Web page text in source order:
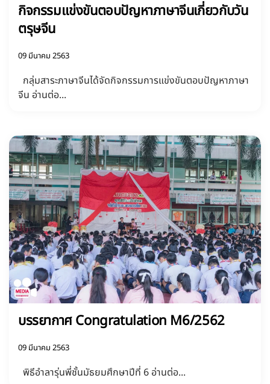
กิจกรรมแข่งขันตอบปัญหาภาษาจีนเกี่ยวกับวัน
ตรุษจีน
09 มีนาคม 2563
กลุ่มสาระภาษาจีนได้จัดกิจกรรมการแข่งขันตอบปัญหาภาษา
จีน อ่านต่อ...
บรรยากาศ Congratulation M6/2562
09 มีนาคม 2563
พิธีอำลารุ่นพี่ชั้นมัธยมศึกษาปีที่ 6 อ่านต่อ...